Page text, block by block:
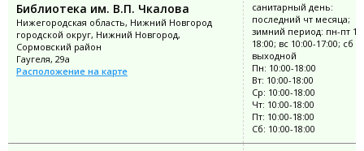
Библиотека им. В.П. Чкалова
Нижегородская область, Нижний Новгород
городской округ, Нижний Новгород,
Сормовский район
Гаугеля, 29а
Расположение на карте
санитарный день:
последний чт месяца;
зимний период: пн-пт
18:00; вс 10:00-17:00; сб
выходной
Пн: 10:00-18:00
Вт: 10:00-18:00
Ср: 10:00-18:00
Чт: 10:00-18:00
Пт: 10:00-18:00
Сб: 10:00-18:00